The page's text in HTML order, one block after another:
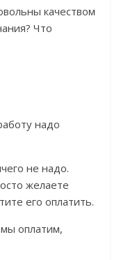
качеством
Что
надо
не надо.
желаете
его оплатить.
оплатим,